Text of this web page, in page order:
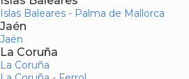
Islas Baleares - Palma de Mallorca
Jaén
Jaén
La Coruña
La Coruña